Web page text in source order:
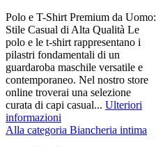
Polo e T-Shirt Premium da Uomo:
Stile Casual di Alta Qualità Le
polo e le t-shirt rappresentano i
pilastri fondamentali di un
guardaroba maschile versatile e
contemporaneo. Nel nostro store
online troverai una selezione
curata di capi casual... Ulteriori
informazioni
Alla categoria Biancheria intima